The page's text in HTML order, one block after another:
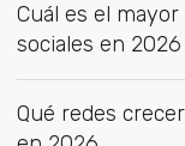
Cuál es el
sociales en 2026
Qué redes